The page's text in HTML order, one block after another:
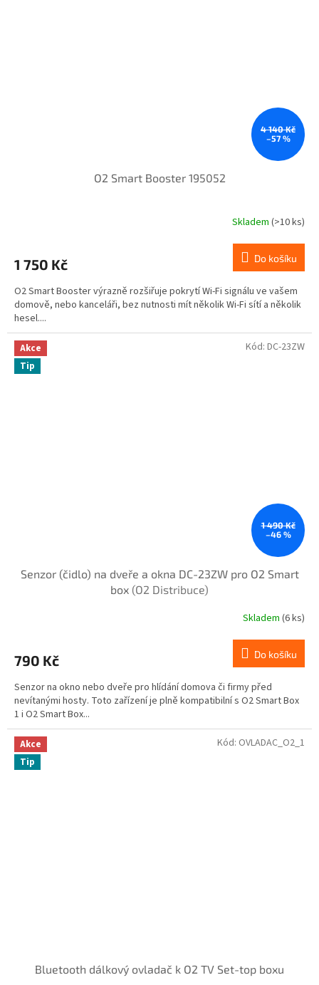
4 140 Kč
–57 %
O2 Smart Booster 195052
Skladem (>10 ks)
1 750 Kč Do košíku
O2 Smart Booster výrazně rozšiřuje pokrytí Wi-Fi signálu ve vašem
domově, nebo kanceláři, bez nutnosti mít několik Wi-Fi sítí a několik
hesel....
Akce
Tip
1 490 Kč
–46 %
Senzor (čidlo) na dveře a okna DC-23ZW pro O2 Smart
box (O2 Distribuce)
Skladem (6 ks)
790 Kč Do košíku
Senzor na okno nebo dveře pro hlídání domova či firmy před
nevítanými hosty. Toto zařízení je plně kompatibilní s O2 Smart Box
1 i O2 Smart Box...
Kód: DC-23ZW
Akce
Tip
Bluetooth dálkový ovladač k O2 TV Set-top boxu
Kód: OVLADAC_O2_1